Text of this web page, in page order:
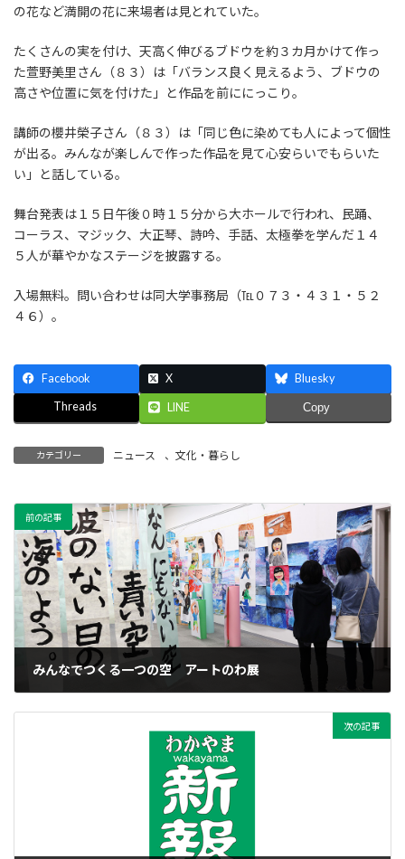
の花など満開の花に来場者は見とれていた。
たくさんの実を付け、天高く伸びるブドウを約３カ月かけて作っ
た萱野美里さん（８３）は「バランス良く見えるよう、ブドウの
高さや位置に気を付けた」と作品を前ににっこり。
講師の櫻井榮子さん（８３）は「同じ色に染めても人によって個性
が出る。みんなが楽しんで作った作品を見て心安らいでもらいた
い」と話している。
舞台発表は１５日午後０時１５分から大ホールで行われ、民踊、
コーラス、マジック、大正琴、詩吟、手話、太極拳を学んだ１４
５人が華やかなステージを披露する。
入場無料。問い合わせは同大学事務局（℡０７３・４３１・５２
４６）。
Facebook X Bluesky
Threads LINE Copy
カテゴリー ニュース 、 文化・暮らし
前の記事
みんなでつくる一つの空 アートのわ展
次の記事